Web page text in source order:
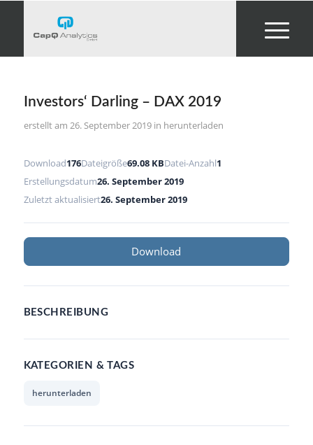
Investors‘ Darling – DAX 2019
26. September 2019 in herunterladen
Download176Dateigröße69.08 KBDatei-Anzahl1
Erstellungsdatum26. September 2019
Zuletzt aktualisiert26. September 2019
Download
BESCHREIBUNG
KATEGORIEN & TAGS
herunterladen